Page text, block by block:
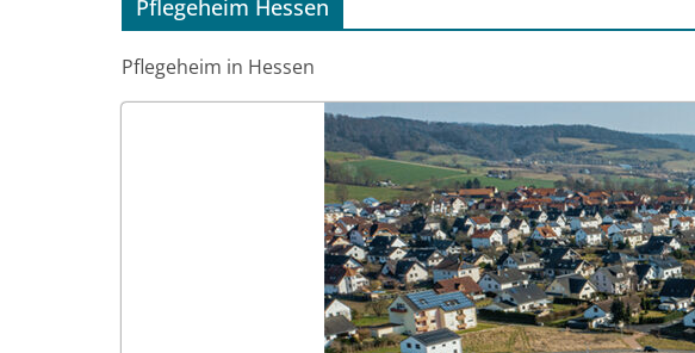
Pflegeheim Hessen
Pflegeheim in Hessen